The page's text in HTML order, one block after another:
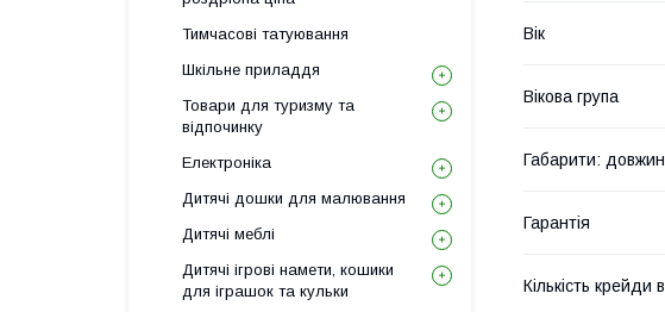
Вік
Вікова група
Габарити:
Гарантія
Кількість крейди
Тимчасові татуювання
Шкільне приладдя
Товари для туризму та
відпочинку
Електроніка
Дитячі дошки для малювання
Дитячі меблі
Дитячі ігрові намети, кошики
для іграшок та кульки